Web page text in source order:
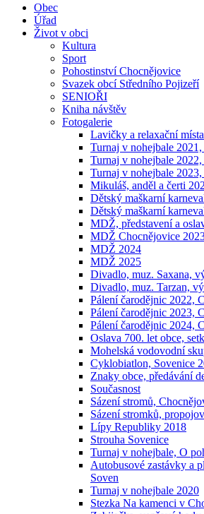
Obec
Úřad
Život v obci
Kultura
Sport
Pohostinství Chocnějovice
Svazek obcí Středního Pojizeří
SENIOŘI
Kniha návštěv
Fotogalerie
Lavičky a relaxační místa
Turnaj v nohejbale
Turnaj v nohejbale
Turnaj v nohejbale
Mikuláš, anděl a čerti
Dětský maškarní
Dětský maškarní
MDŽ, představení a
MDŽ Chocnějovice
MDŽ 2024
MDŽ 2025
Divadlo, muz. Saxana,
Divadlo, muz. Tarzan,
Pálení čarodějnic 2022,
Pálení čarodějnic 2023,
Pálení čarodějnic 2024,
Oslava 700. let obce,
Mohelská vodovodní
Cyklobiatlon, Sovenice
Znaky obce, předávání
Současnost
Sázení stromů,
Sázení stromků,
Lípy Republiky 2018
Strouha Sovenice
Turnaj v nohejbale, O
Autobusové zastávky a
Soven
Turnaj v nohejbale 2020
Stezka Na kamenci v